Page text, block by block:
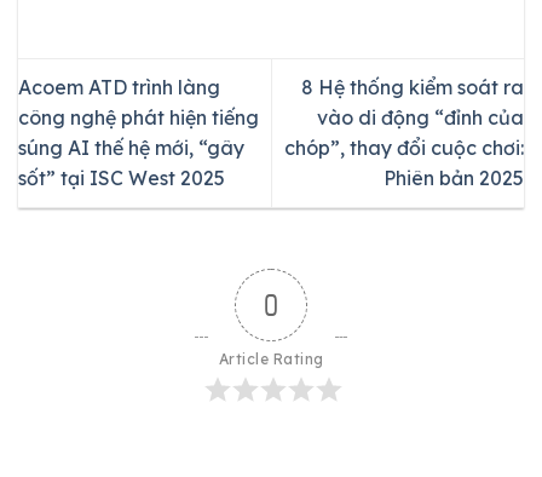
Acoem ATD trình làng
công nghệ phát hiện tiếng
súng AI thế hệ mới, “gây
sốt” tại ISC West 2025
8 Hệ thống kiểm soát ra
vào di động “đỉnh của
chóp”, thay đổi cuộc chơi:
Phiên bản 2025
0
Article Rating